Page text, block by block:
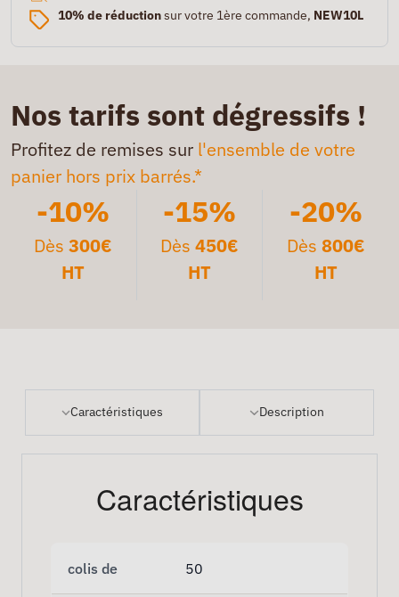
10% de réductionsur votre 1ère commande, NEW10L
Nos tarifs sont dégressifs !
Profitez de remises sur l'ensemble de votre
panier hors prix barrés.*
-10%
Dès300€
HT
-15%
Dès 450€
HT
-20%
Dès 800€
HT
Caractéristiques Description
Caractéristiques
colis de 50